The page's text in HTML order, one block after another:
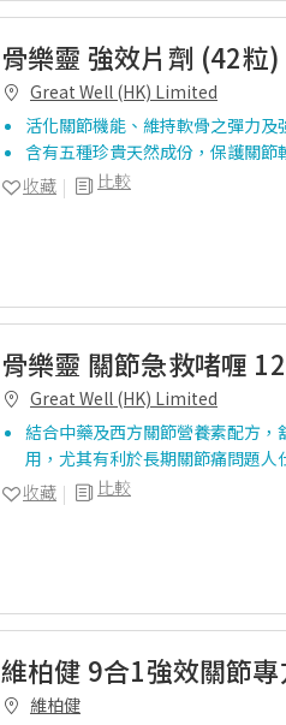
骨樂靈 強效片劑 (42粒)
Great Well (HK) Limited
活化關節機能、維持軟骨之彈力及
含有五種珍貴天然成份，保護關節
比較
收藏
骨樂靈 關節急救啫喱
Great Well (HK) Limited
結合中藥及西方關節營養素配方
用，尤其有利於長期關節痛問題人
比較
收藏
維柏健 9合1強效關節專
維柏健